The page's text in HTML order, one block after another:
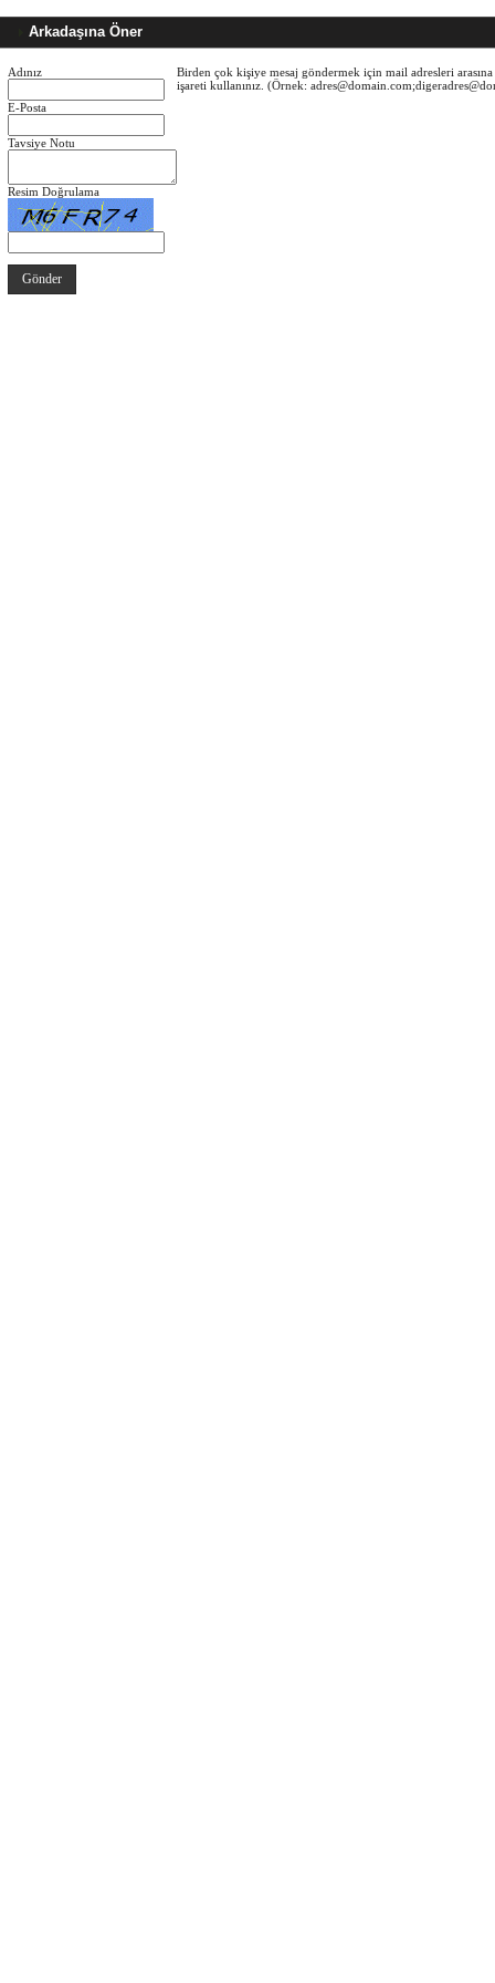
Arkadaşına Öner
Adınız
E-Posta
Tavsiye Notu
Resim Doğrulama
Birden çok kişiye mesaj göndermek için mail adresleri
işareti kullanınız. (Örnek: